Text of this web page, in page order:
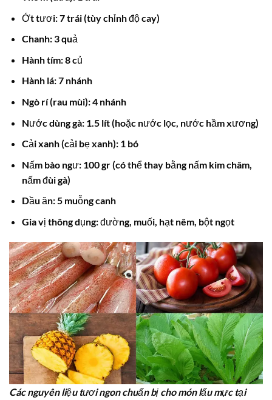
Ớt tươi: 7 trái (tùy chỉnh độ cay)
Chanh: 3 quả
Hành tím: 8 củ
Hành lá: 7 nhánh
Ngò rí (rau mùi): 4 nhánh
Nước dùng gà: 1.5 lít (hoặc nước lọc, nước hầm xương)
Cải xanh (cải bẹ xanh): 1 bó
Nấm bào ngư: 100 gr (có thể thay bằng nấm kim châm,
nấm đùi gà)
Dầu ăn: 5 muỗng canh
Gia vị thông dụng: đường, muối, hạt nêm, bột ngọt
Các nguyên liệu tươi ngon chuẩn bị cho món lẩu mực tại